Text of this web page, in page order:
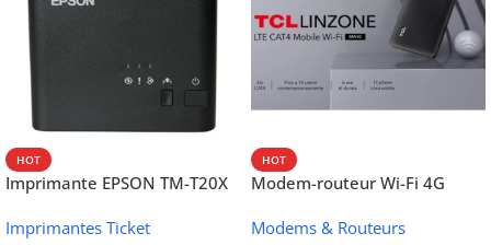
HOT
Imprimante EPSON TM-T20X
Ethernet
Imprimantes Ticket
HOT
Modem-routeur Wi-Fi 4G
Modems & Routeurs